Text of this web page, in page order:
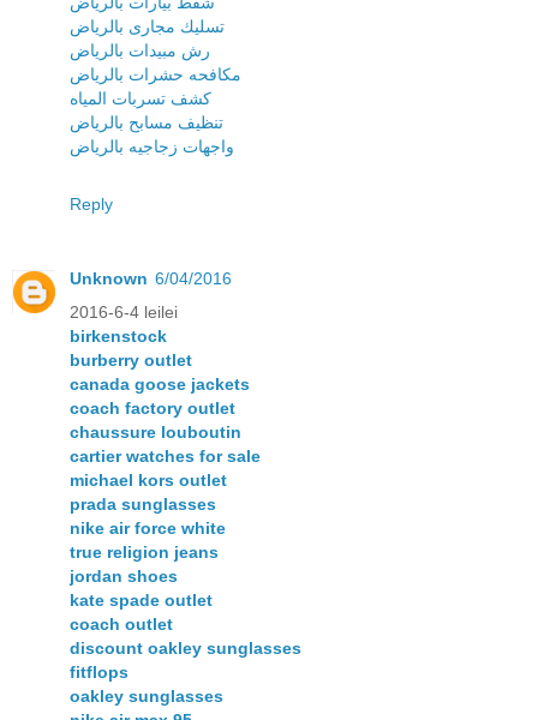
تسليك مجارى بالرياض
رش مبيدات بالرياض
مكافحه حشرات بالرياض
كشف تسربات المياه
تنظيف مسابح بالرياض
واجهات زجاجيه بالرياض
Reply
Unknown 6/04/2016
2016-6-4 leilei
birkenstock
burberry outlet
canada goose jackets
coach factory outlet
chaussure louboutin
cartier watches for sale
michael kors outlet
prada sunglasses
nike air force white
true religion jeans
jordan shoes
kate spade outlet
coach outlet
discount oakley sunglasses
fitflops
oakley sunglasses